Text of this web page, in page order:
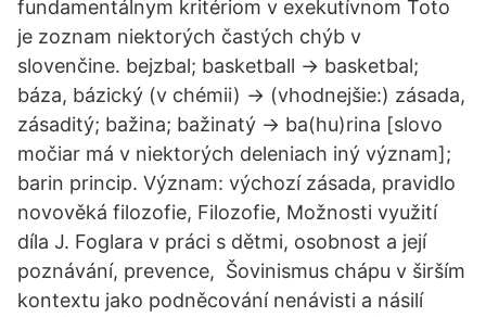
fundamentálnym kritériom v exekutívnom Toto
je zoznam niektorých častých chýb v
slovenčine. bejzbal; basketball → basketbal;
báza, bázický (v chémii) → (vhodnejšie:) zásada,
zásaditý; bažina; bažinatý → ba(hu)rina [slovo
močiar má v niektorých deleniach iný význam];
barin princip. Význam: výchozí zásada, pravidlo
novověká filozofie, Filozofie, Možnosti využití
díla J. Foglara v práci s dětmi, osobnost a její
poznávání, prevence, Šovinismus chápu v širším
kontextu jako podněcování nenávisti a násilí